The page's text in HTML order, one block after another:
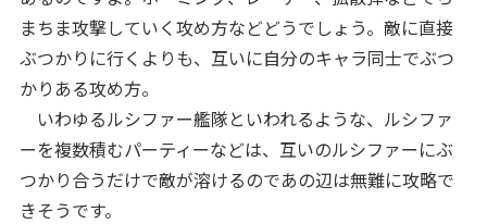
まちま攻撃していく攻め方などどうでしょう。敵に直接
ぶつかりに行くよりも、互いに自分のキャラ同士でぶつ
かりある攻め方。
いわゆるルシファー艦隊といわれるような、ルシファ
ーを複数積むパーティーなどは、互いのルシファーにぶ
つかり合うだけで敵が溶けるのであの辺は無難に攻略で
きそうです。